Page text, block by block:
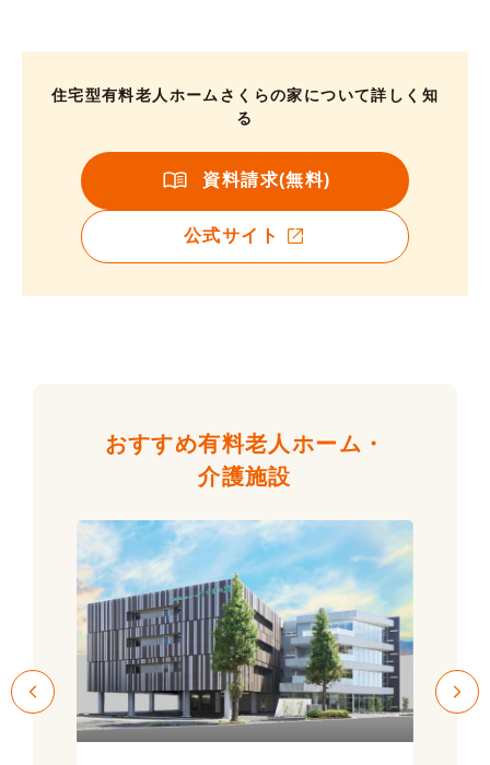
住宅型有料老人ホームさくらの家について詳しく知
る
資料請求(無料)
公式サイト
おすすめ有料老人ホーム・
介護施設